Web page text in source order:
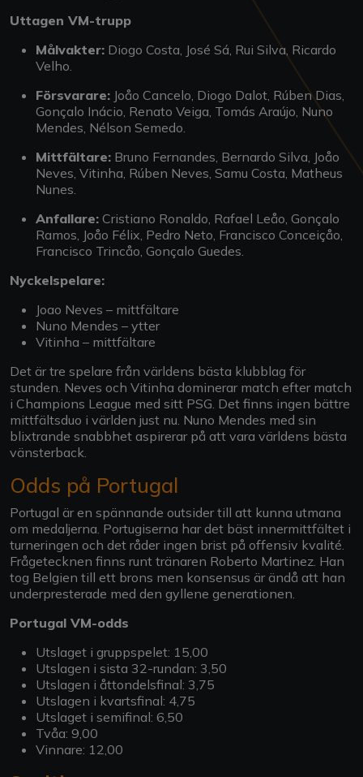
Uttagen VM-trupp
Målvakter: Diogo Costa, José Sá, Rui Silva, Ricardo
Velho.
Försvarare: Joåo Cancelo, Diogo Dalot, Rúben Dias,
Gonçalo Inácio, Renato Veiga, Tomás Araújo, Nuno
Mendes, Nélson Semedo.
Mittfältare: Bruno Fernandes, Bernardo Silva, Joåo
Neves, Vitinha, Rúben Neves, Samu Costa, Matheus
Nunes.
Anfallare: Cristiano Ronaldo, Rafael Leåo, Gonçalo
Ramos, Joåo Félix, Pedro Neto, Francisco Conceiçåo,
Francisco Trincåo, Gonçalo Guedes.
Nyckelspelare:
Joao Neves – mittfältare
Nuno Mendes – ytter
Vitinha – mittfältare
Det är tre spelare från världens bästa klubblag för
stunden. Neves och Vitinha dominerar match efter match
i Champions League med sitt PSG. Det finns ingen bättre
mittfältsduo i världen just nu. Nuno Mendes med sin
blixtrande snabbhet aspirerar på att vara världens bästa
vänsterback.
Odds på Portugal
Portugal är en spännande outsider till att kunna utmana
om medaljerna. Portugiserna har det bäst innermittfältet i
turneringen och det råder ingen brist på offensiv kvalité.
Frågetecknen finns runt tränaren Roberto Martinez. Han
tog Belgien till ett brons men konsensus är ändå att han
underpresterade med den gyllene generationen.
Portugal VM-odds
Utslaget i gruppspelet: 15,00
Utslagen i sista 32-rundan: 3,50
Utslagen i åttondelsfinal: 3,75
Utslagen i kvartsfinal: 4,75
Utslaget i semifinal: 6,50
Tvåa: 9,00
Vinnare: 12,00